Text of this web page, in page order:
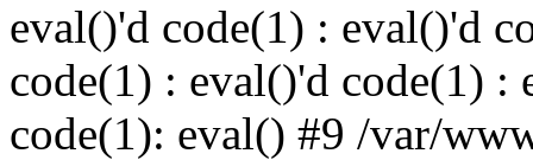
eval()'d code(1) : eval()'d
code(1) : eval()'d code(1) :
code(1): eval() #9 /var/